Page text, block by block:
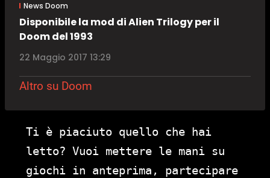
News Doom
Disponibile la mod di Alien Trilogy per il
Doom del 1993
22 Maggio 2017 13:29
Altro su Doom
Ti è piaciuto quello che hai
letto? Vuoi mettere le mani su
giochi in anteprima, partecipare